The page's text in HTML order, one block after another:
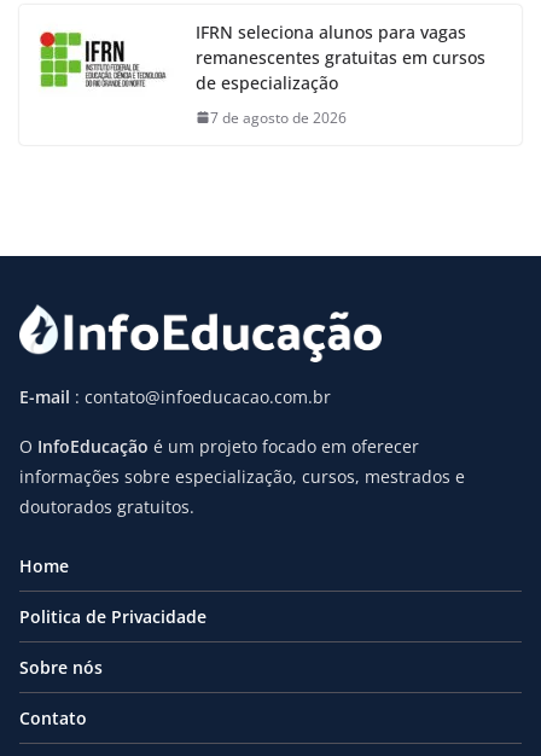
IFRN seleciona alunos para vagas
remanescentes gratuitas em cursos
de especialização
7 de agosto de 2026
E-mail : contato@infoeducacao.com.br
O InfoEducação é um projeto focado em oferecer
informações sobre especialização, cursos, mestrados e
doutorados gratuitos.
Home
Politica de Privacidade
Sobre nós
Contato